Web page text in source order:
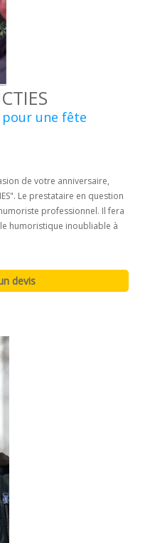
une fête
de votre anniversaire,
Le prestataire en question
professionnel. Il fera
humoristique inoubliable à